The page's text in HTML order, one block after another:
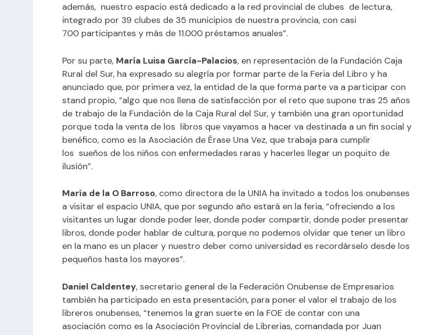
además, nuestro espacio está dedicado a la red provincial de clubes de lectura,
integrado por 39 clubes de 35 municipios de nuestra provincia, con casi
700 participantes y más de 11.000 préstamos anuales”.
Por su parte, María Luisa García-Palacios, en representación de la Fundación Caja
Rural del Sur, ha expresado su alegría por formar parte de la Feria del Libro y ha
anunciado que, por primera vez, la entidad de la que forma parte va a participar con
stand propio, “algo que nos llena de satisfacción por el reto que supone tras 25 años
de trabajo de la Fundación de la Caja Rural del Sur, y también una gran oportunidad
porque toda la venta de los libros que vayamos a hacer va destinada a un fin social y
benéfico, como es la Asociación de Érase Una Vez, que trabaja para cumplir
los sueños de los niños con enfermedades raras y hacerles llegar un poquito de
ilusión”.
María de la O Barroso, como directora de la UNIA ha invitado a todos los onubenses
a visitar el espacio UNIA, que por segundo año estará en la feria, “ofreciendo a los
visitantes un lugar donde poder leer, donde poder compartir, donde poder presentar
libros, donde poder hablar de cultura, porque no podemos olvidar que tener un libro
en la mano es un placer y nuestro deber como universidad es recordárselo desde los
pequeños hasta los mayores”.
Daniel Caldentey, secretario general de la Federación Onubense de Empresarios
también ha participado en esta presentación, para poner el valor el trabajo de los
libreros onubenses, “tenemos la gran suerte en la FOE de contar con una
asociación como es la Asociación Provincial de Librerias, comandada por Juan